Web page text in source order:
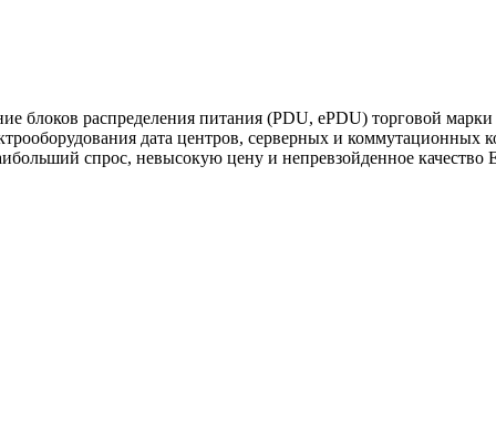
распределения питания (PDU, ePDU) торговой
дата центров, серверных и коммутационных
спрос, невысокую цену и непревзойденное качество